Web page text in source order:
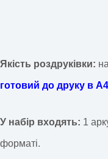
Якість роздруківки:
готовий до друку в
У набір входять: 1
форматі.